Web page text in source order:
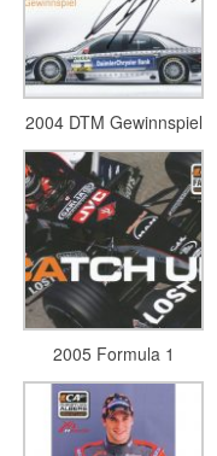
2004 DTM Gewinnspiel
2005 Formula 1